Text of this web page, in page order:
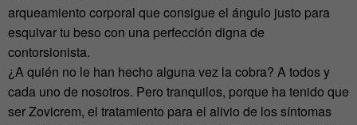
arqueamiento corporal que consigue el ángulo justo para
esquivar tu beso con una perfección digna de
contorsionista.
¿A quién no le han hecho alguna vez la cobra? A todos y
cada uno de nosotros. Pero tranquilos, porque ha tenido que
ser Zovicrem, el tratamiento para el alivio de los síntomas